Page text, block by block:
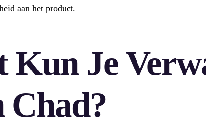
aan het product.
Kun Je
Chad?